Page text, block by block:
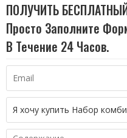
ПОЛУЧИТЬ
Просто Заполните
В Течение 24 Часов.